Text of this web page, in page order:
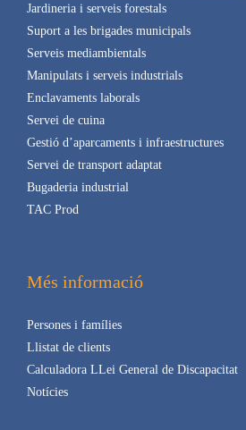
Jardineria i serveis forestals
Suport a les brigades municipals
Serveis mediambientals
Manipulats i serveis industrials
Enclavaments laborals
Servei de cuina
Gestió d’aparcaments i infraestructures
Servei de transport adaptat
Bugaderia industrial
TAC Prod
Més informació
Persones i famílies
Llistat de clients
Calculadora LLei General de Discapacitat
Notícies